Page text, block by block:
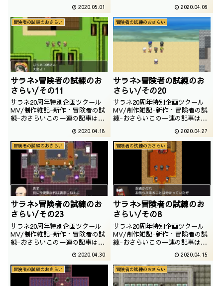
一通りプレイした事を前提にして
おります。つまり、ネタバレしか
ありません。未プレイでこれから
プレイされるという奇特な方は以
下の記事をご参照上、プレイして
いただくことをおす...
2020.05.01
一通りプレイした事を前提にして
おります。つまり、ネタバレしか
ありません。未プレイでこれから
プレイされるという奇特な方は以
下の記事をご参照上、プレイして
いただくことをおす...
2020.04.09
冒険者の試練のおさらい
サラネ>冒険者の試練のお
さらい/その11
サラネ20周年特別企画ツクール
MV/制作雑記-新作・冒険者の試
練-おさらいこの一連の記事は
一通りプレイした事を前提にして
おります。つまり、ネタバレしか
ありません。未プレイでこれから
プレイされるという奇特な方は以
下の記事をご参照上、プレイして
いただくことをおす...
2020.04.18
冒険者の試練のおさらい
サラネ>冒険者の試練のお
さらい/その20
サラネ20周年特別企画ツクール
MV/制作雑記-新作・冒険者の試
練-おさらいこの一連の記事は
一通りプレイした事を前提にして
おります。つまり、ネタバレしか
ありません。未プレイでこれから
プレイされるという奇特な方は以
下の記事をご参照上、プレイして
いただくことをおす...
2020.04.27
冒険者の試練のおさらい
サラネ>冒険者の試練のお
さらい/その23
サラネ20周年特別企画ツクール
MV/制作雑記-新作・冒険者の試
練-おさらいこの一連の記事は
一通りプレイした事を前提にして
おります。つまり、ネタバレしか
ありません。未プレイでこれから
プレイされるという奇特な方は以
2020.04.30
冒険者の試練のおさらい
サラネ>冒険者の試練のお
さらい/その8
サラネ20周年特別企画ツクール
MV/制作雑記-新作・冒険者の試
練-おさらいこの一連の記事は
一通りプレイした事を前提にして
おります。つまり、ネタバレしか
ありません。未プレイでこれから
プレイされるという奇特な方は以
2020.04.15
冒険者の試練のおさらい 冒険者の試練のおさらい